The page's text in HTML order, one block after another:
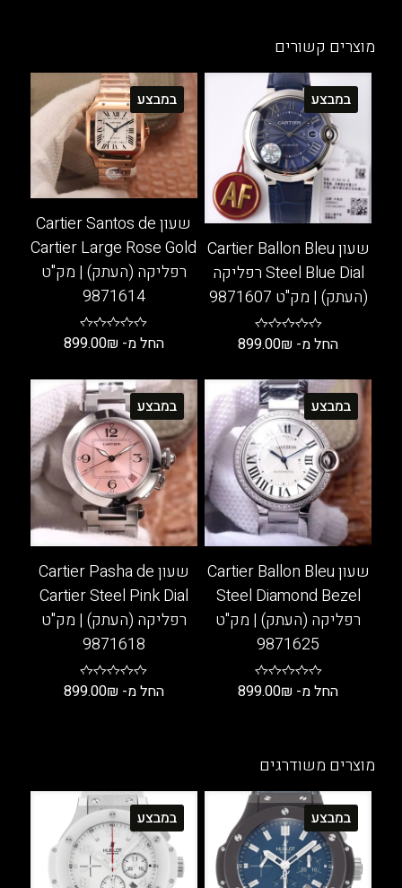
מוצרים קשורים
במבצע
שעון Cartier Ballon Bleu
Steel Blue Dial רפליקה
(העתק) | מק"ט 9871607
החל מ- 899.00₪
זה
יש
מספר
סוגים.
ניתן
לבחור
את
האפשרויות
בעמוד
המוצר
במבצע
שעון Cartier Santos de
Cartier Large Rose Gold
רפליקה (העתק) | מק"ט
9871614
החל מ- 899.00₪
זה
יש
מספר
סוגים.
ניתן
לבחור
את
האפשרויות
בעמוד
המוצר
במבצע
שעון Cartier Ballon Bleu
Steel Diamond Bezel
רפליקה (העתק) | מק"ט
9871625
החל מ- 899.00₪
יש
סוגים.
ניתן
לבחור
את
במבצע
שעון Cartier Pasha de
Cartier Steel Pink Dial
רפליקה (העתק) | מק"ט
9871618
החל מ- 899.00₪
סוגים.
ניתן
לבחור
את
מוצרים משודרגים
במבצע במבצע